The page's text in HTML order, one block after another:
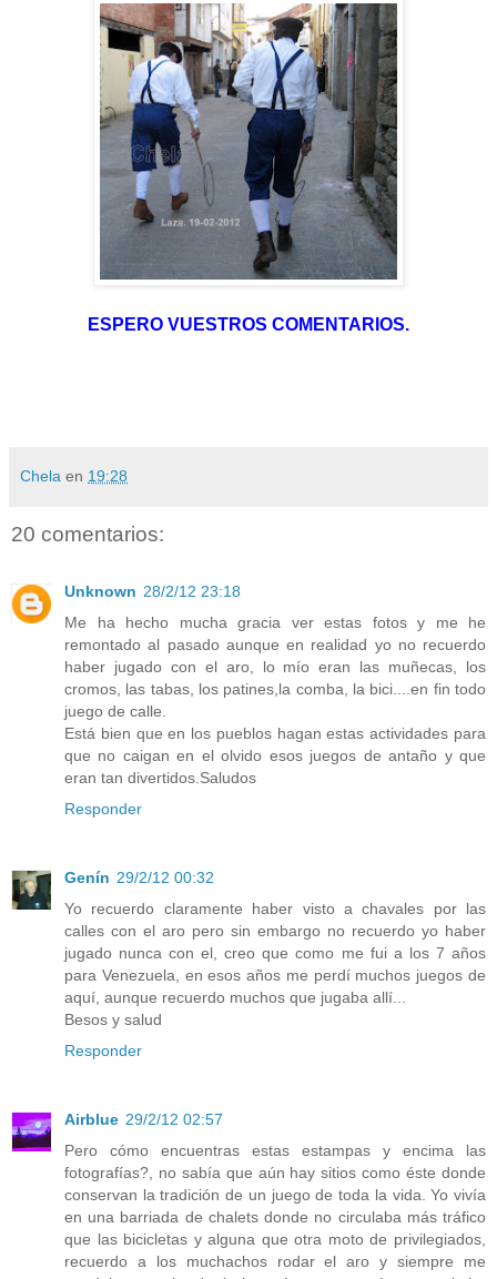
ESPERO VUESTROS COMENTARIOS.
Chela en 19:28
20 comentarios:
Unknown 28/2/12 23:18
Me ha hecho mucha gracia ver estas fotos y me he
remontado al pasado aunque en realidad yo no recuerdo
haber jugado con el aro, lo mío eran las muñecas, los
cromos, las tabas, los patines,la comba, la bici....en fin todo
juego de calle.
Está bien que en los pueblos hagan estas actividades para
que no caigan en el olvido esos juegos de antaño y que
eran tan divertidos.Saludos
Responder
Genín 29/2/12 00:32
Yo recuerdo claramente haber visto a chavales por las
calles con el aro pero sin embargo no recuerdo yo haber
jugado nunca con el, creo que como me fui a los 7 años
para Venezuela, en esos años me perdí muchos juegos de
aquí, aunque recuerdo muchos que jugaba allí...
Besos y salud
Responder
Airblue 29/2/12 02:57
Pero cómo encuentras estas estampas y encima las
fotografías?, no sabía que aún hay sitios como éste donde
conservan la tradición de un juego de toda la vida. Yo vivía
en una barriada de chalets donde no circulaba más tráfico
que las bicicletas y alguna que otra moto de privilegiados,
recuerdo a los muchachos rodar el aro y siempre me